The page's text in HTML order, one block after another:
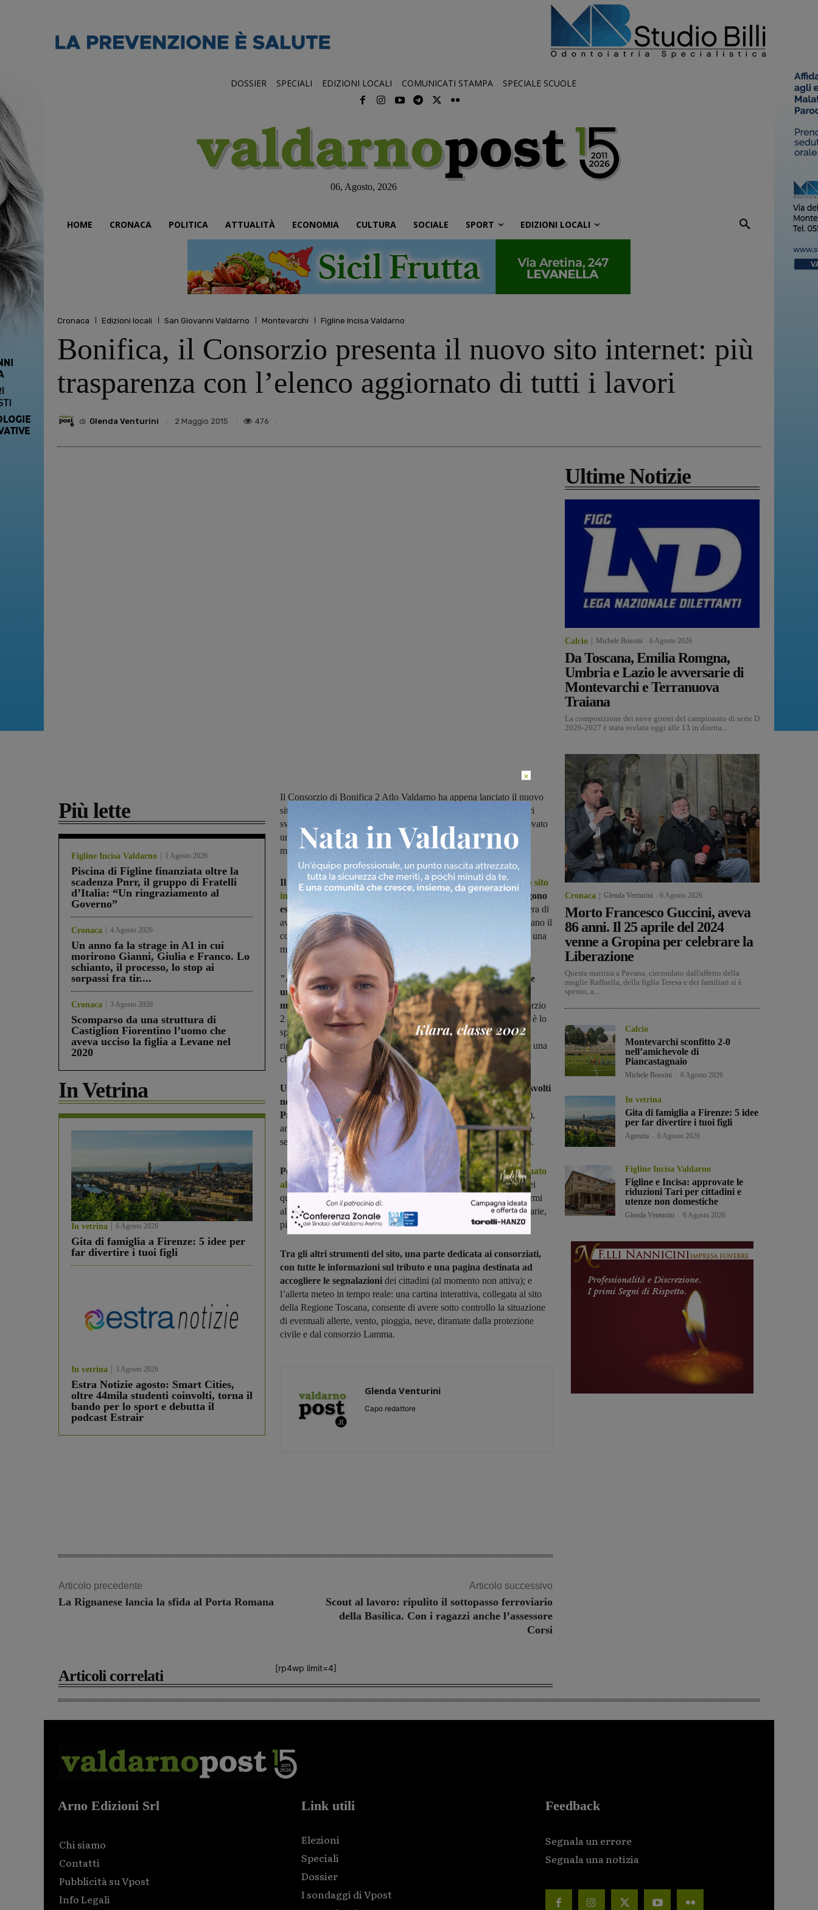
DOSSIER SPECIALI EDIZIONI LOCALI COMUNICATI STAMPA SPECIALE SCUOLE
06, Agosto, 2026
HOME CRONACA POLITICA ATTUALITÀ ECONOMIA CULTURA SOCIALE SPORT EDIZIONI LOCALI
Cronaca Edizioni locali San Giovanni Valdarno Montevarchi Figline Incisa Valdarno
Bonifica, il Consorzio presenta il nuovo sito internet: più
trasparenza con l’elenco aggiornato di tutti i lavori
di Glenda Venturini 2 Maggio 2015 476
Più lette
Figline Incisa Valdarno 1 Agosto 2026
Piscina di Figline finanziata oltre la
scadenza Pnrr, il gruppo di Fratelli
d’Italia: “Un ringraziamento al
Governo”
Cronaca 4 Agosto 2026
Un anno fa la strage in A1 in cui
morirono Gianni, Giulia e Franco. Lo
schianto, il processo, lo stop ai
sorpassi fra tir....
Cronaca 3 Agosto 2026
Scomparso da una struttura di
Castiglion Fiorentino l’uomo che
aveva ucciso la figlia a Levane nel
2020
In Vetrina
In vetrina 6 Agosto 2026
Gita di famiglia a Firenze: 5 idee per
far divertire i tuoi figli
In vetrina 3 Agosto 2026
Estra Notizie agosto: Smart Cities,
oltre 44mila studenti coinvolti, torna il
bando per lo sport e debutta il
podcast Estrair
Il Consorzio di Bonifica 2 Atlo Valdarno ha appena lanciato il nuovo
sito internet. Saranno pubblicate qui tutte le informazioni sui lavori
svolti e le somme investite. Il presidente Paolo Tamburini: “Rinnovato
uno strumento informativo per una comunicazione in maniera
moderna, tempestiva, efficace”
Il Consorzio di Bonifica 2 Alto Valdarno da oggiha un nuovo sito
internet, attrezzato sia per informare su tutti i lavori che vengono
eseguiti,sia per ricevere le segnalazioni dei cittadini. L'obiettivo era di
avvicinarsi sempre più ai “consorziati”, cioè a tutti coloro che pagano il
contributo di bonifica, garantendo loro una maggiore trasparenza, una
migliore comunicazione e anche la possibilità di interazione.
"Abbiamo rinnovato uno strumento informativo che permette
una comunicazione permanente con i consorziati in maniera
moderna, tempestiva, efficace– ha detto il presidente del Consorzio
2 Alto Valdarno, Paolo Tamburini – quello che vorrei sottolineare è lo
spazio che diamo alla trasparenza. Che nonè soltanto quella che
riguardano gli atti, come prevede la legge. Ma soprattutto esprime una
chiara volontà di comunicare le azioni che svolge il consorzio".
Una apposita sezione del sito è dedicata infatti agli interventi svolti
nelle cinque zone di riferimento del Consorzio: oltre al
Pratomagno(categoria che include Valdarno aretino e fiorentino),
anche Val di Chiana aretina, Casentino, Valtiberina, Val di Chiana
senese. L'elenco viene aggiornato con le opere eseguite e in corso.
Per quanto riguarda il Valdarno, ad esempio,l'elenco aggiornato
al 30 aprileriporta una dozzina di progetti, la maggior parte dei
quali in fase di appalto o già in corso d'opera, mentre altri sono fermi
alla progettazione. Si tratta per buona parte di manutenzioni ordinarie,
più alcuni interventi di ripristino di sponde che hanno ceduto.
Tra gli altri strumenti del sito, una parte dedicata ai consorziati,
con tutte le informazioni sul tributo e una pagina destinata ad
accogliere le segnalazioni dei cittadini (al momento non attiva); e
l’allerta meteo in tempo reale: una cartina interattiva, collegata al sito
della Regione Toscana, consente di avere sotto controllo la situazione
di eventuali allerte, vento, pioggia, neve, diramate dalla protezione
civile e dal consorzio Lamma.
Glenda Venturini
Capo redattore
Articolo precedente
La Rignanese lancia la sfida al Porta Romana
Articolo successivo
Scout al lavoro: ripulito il sottopasso ferroviario
della Basilica. Con i ragazzi anche l’assessore
Corsi
[rp4wp limit=4]
Articoli correlati
Ultime Notizie
Calcio Michele Bossini 6 Agosto 2026
Da Toscana, Emilia Romgna,
Umbria e Lazio le avversarie di
Montevarchi e Terranuova
Traiana
La composizione dei nove gironi del campionato di serie D
2026-2027 è stata svelata oggi alle 13 in diretta...
Cronaca Glenda Venturini 6 Agosto 2026
Morto Francesco Guccini, aveva
86 anni. Il 25 aprile del 2024
venne a Gropina per celebrare la
Liberazione
Questa mattina a Pavana, circondato dall'affetto della
moglie Raffaella, della figlia Teresa e dei familiari si è
spento, a...
Calcio
Montevarchi sconfitto 2-0
nell’amichevole di
Piancastagnaio
Michele Bossini 6 Agosto 2026
In vetrina
Gita di famiglia a Firenze: 5 idee
per far divertire i tuoi figli
Agenzia 6 Agosto 2026
Figline Incisa Valdarno
Figline e Incisa: approvate le
riduzioni Tari per cittadini e
utenze non domestiche
Glenda Venturini 6 Agosto 2026
Arno Edizioni Srl
Chi siamo
Contatti
Pubblicità su Vpost
Info Legali
Link utili
Elezioni
Speciali
Dossier
I sondaggi di Vpost
Feedback
Segnala un errore
Segnala una notizia
×